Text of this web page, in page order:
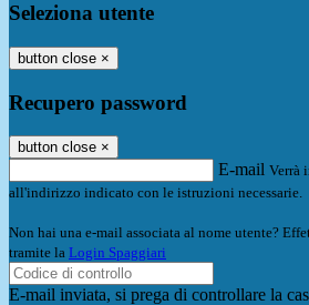
Seleziona utente
button close ×
Recupero password
button close ×
E-mail Verrà
all'indirizzo indicato con le istruzioni necessarie.
Non hai una e-mail associata al nome utente?
tramite la Login Spaggiari
E-mail inviata, si prega di controllare la